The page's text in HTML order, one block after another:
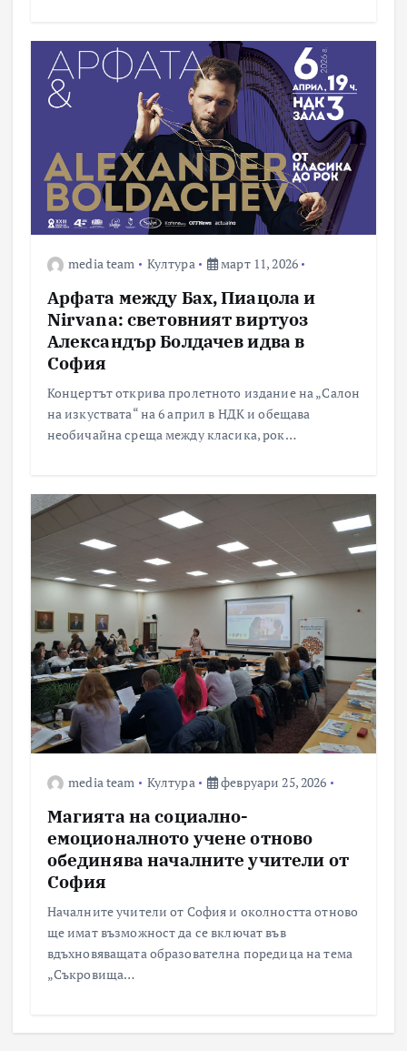
media team Култура март 11, 2026
Арфата между Бах, Пиацола и
Nirvana: световният виртуоз
Александър Болдачев идва в
София
Концертът открива пролетното издание на „Салон
на изкуствата“ на 6 април в НДК и обещава
необичайна среща между класика, рок…
media team Култура февруари 25, 2026
Магията на социално-
емоционалното учене отново
обединява началните учители от
София
Началните учители от София и околността отново
ще имат възможност да се включат във
вдъхновяващата образователна поредица на тема
„Съкровища…